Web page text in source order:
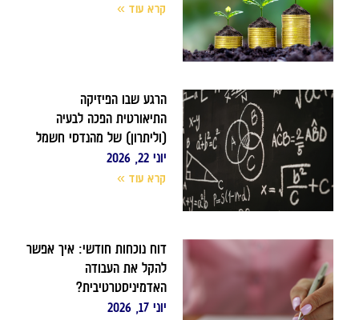
קרא עוד »
הרגע שבו הפיזיקה
התיאורטית הפכה לבעיה
(וליתרון) של מהנדסי חשמל
יוני 22, 2026
קרא עוד »
דוח נוכחות חודשי: איך אפשר
להקל את העבודה
האדמיניסטרטיבית?
יוני 17, 2026